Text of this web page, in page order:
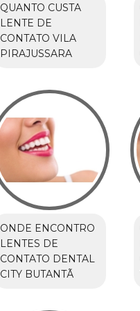
QUANTO CUSTA
LENTE DE
CONTATO VILA
PIRAJUSSARA
ONDE ENCONTRO
LENTES DE
CONTATO DENTAL
CITY BUTANTÃ